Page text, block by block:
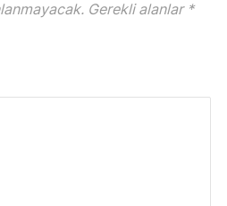
Gerekli alanlar *